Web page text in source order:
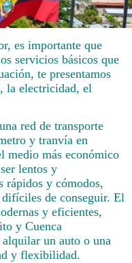
es importante que
servicios básicos que
te presentamos
la electricidad, el
red de transporte
y tranvía en
medio más económico
lentos y
rápidos y cómodos,
difíciles de conseguir. El
y eficientes,
y Cuenca
alquilar un auto o una
y flexibilidad.